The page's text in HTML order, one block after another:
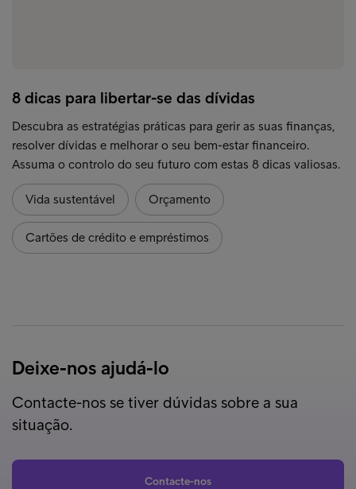
8 dicas para libertar-se das dívidas
Descubra as estratégias práticas para gerir as suas finanças,
resolver dívidas e melhorar o seu bem-estar financeiro.
Assuma o controlo do seu futuro com estas 8 dicas valiosas.
Vida sustentável Orçamento
Cartões de crédito e empréstimos
Deixe-nos ajudá-lo
Contacte-nos se tiver dúvidas sobre a sua
situação.
Contacte-nos